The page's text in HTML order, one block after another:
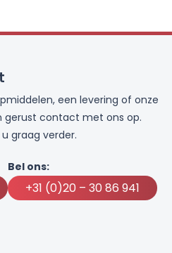
een levering of onze
gerust contact met ons op.
graag verder.
Bel ons:
+31 (0)20 – 30 86 941